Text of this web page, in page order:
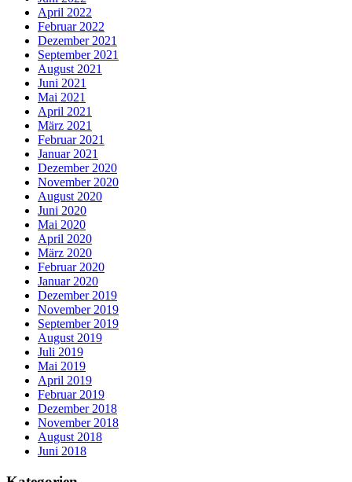
April 2022
Februar 2022
Dezember 2021
September 2021
August 2021
Juni 2021
Mai 2021
April 2021
März 2021
Februar 2021
Januar 2021
Dezember 2020
November 2020
August 2020
Juni 2020
Mai 2020
April 2020
März 2020
Februar 2020
Januar 2020
Dezember 2019
November 2019
September 2019
August 2019
Juli 2019
Mai 2019
April 2019
Februar 2019
Dezember 2018
November 2018
August 2018
Juni 2018